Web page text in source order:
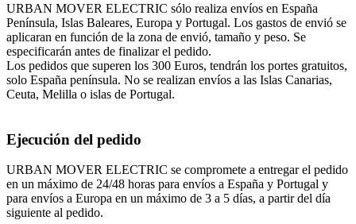
URBAN MOVER ELECTRIC sólo realiza envíos en España
Península, Islas Baleares, Europa y Portugal. Los gastos de envió se
aplicaran en función de la zona de envió, tamaño y peso. Se
especificarán antes de finalizar el pedido.
Los pedidos que superen los 300 Euros, tendrán los portes gratuitos,
solo España península. No se realizan envíos a las Islas Canarias,
Ceuta, Melilla o islas de Portugal.
Ejecución del pedido
URBAN MOVER ELECTRIC se compromete a entregar el pedido
en un máximo de 24/48 horas para envíos a España y Portugal y
para envíos a Europa en un máximo de 3 a 5 días, a partir del día
siguiente al pedido.